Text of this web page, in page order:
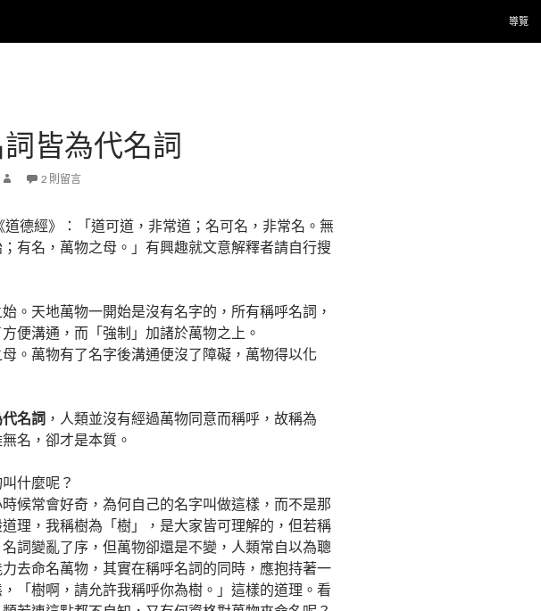
導覽
皆為代名詞
2 則留言
道德經》：「道可道，非常道；名可名，非常名。無
有名，萬物之母。」有興趣就文意解釋者請自行搜
。天地萬物一開始是沒有名字的，所有稱呼名詞，
便溝通，而「強制」加諸於萬物之上。
。萬物有了名字後溝通便沒了障礙，萬物得以化
名詞 ，人類並沒有經過萬物同意而稱呼，故稱為
無名，卻才是本質。
什麼呢？
候常會好奇，為何自己的名字叫做這樣，而不是那
理，我稱樹為「樹」，是大家皆可理解的，但若稱
詞變亂了序，但萬物卻還是不變，人類常自以為聰
去命名萬物，其實在稱呼名詞的同時，應抱持著一
「樹啊，請允許我稱呼你為樹。」這樣的道理。看